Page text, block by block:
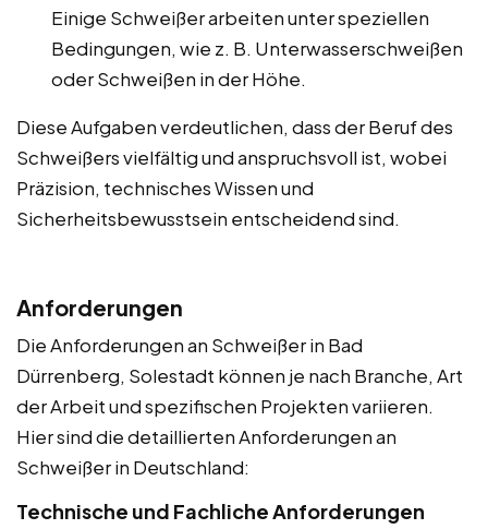
Einige Schweißer arbeiten unter speziellen
Bedingungen, wie z. B. Unterwasserschweißen
oder Schweißen in der Höhe.
Diese Aufgaben verdeutlichen, dass der Beruf des
Schweißers vielfältig und anspruchsvoll ist, wobei
Präzision, technisches Wissen und
Sicherheitsbewusstsein entscheidend sind.
Anforderungen
Die Anforderungen an Schweißer in Bad
Dürrenberg, Solestadt können je nach Branche, Art
der Arbeit und spezifischen Projekten variieren.
Hier sind die detaillierten Anforderungen an
Schweißer in Deutschland:
Technische und Fachliche Anforderungen